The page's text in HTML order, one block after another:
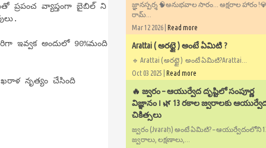
ప్రపంచ వ్యాప్తంగా బైబిల్ ని
ఇవ్వక అందులో 90%మంది
నృత్యం చేసింది
జ్ఞానస్పర్శ 🧠అనుభవాల సారం... అక్షరాల హారం
రామ్...
Mar 12 2026 | Read more
Arattai ( అరట్టై ) అంటే ఏమిటి ?
🔹 Arattai ( అరట్టై ) అంటే ఏమిటి?Arattai...
Oct 03 2025 | Read more
🔥 జ్వరం – ఆయుర్వేద దృష్టిలో సంపూర్ణ
విజ్ఞానం ౹ 🌿 13 రకాల జ్వరాలకు
చికిత్సలు
జ్వరం (Jvaraḥ) అంటే ఏమిటి? – ఆయుర్వేదంలోని
జ్వరాలు, లక్షణాలు,...